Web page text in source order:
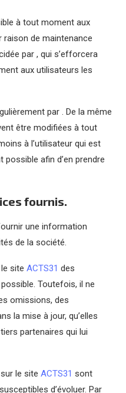
à tout moment aux
raison de maintenance
par , qui s’efforcera
aux utilisateurs les
par . De la même
être modifiées à tout
à l’utilisateur qui est
possible afin d’en prendre
fournis.
une information
de la société.
site ACTS31 des
Toutefois, il ne
omissions, des
la mise à jour, qu’elles
partenaires qui lui
le site ACTS31 sont
d’évoluer. Par